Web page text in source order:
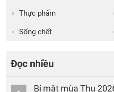
Thực phẩm
Sống chết
Đọc nhiều
Bí mật mùa Thu